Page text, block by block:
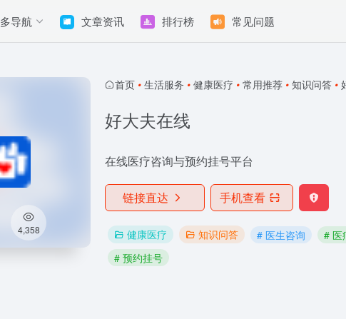
导航 文章资讯 排行榜 常见问题
4,358
首页 • 生活服务 • 健康医疗 • 常用推荐 • 知识问答 •
好大夫在线
在线医疗咨询与预约挂号平台
链接直达 手机查看
健康医疗 知识问答 # 医生咨询 # 医
# 预约挂号